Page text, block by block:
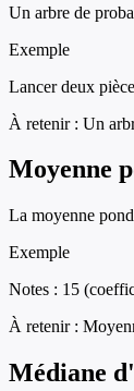
Un arbre de
Exemple
Lancer deux
À retenir : Un
Moyenne
La moyenne
Exemple
Notes : 15
À retenir :
Médiane